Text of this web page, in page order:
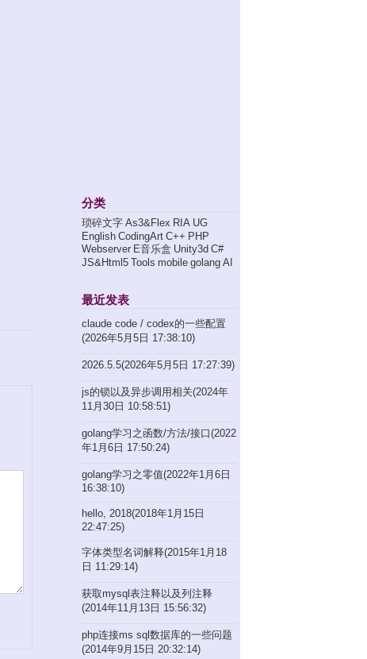
分类
琐碎文字 As3&Flex RIA UG
English CodingArt C++ PHP
Webserver E音乐盒 Unity3d C#
JS&Html5 Tools mobile golang AI
最近发表
claude code / codex的一些配置
(2026年5月5日 17:38:10)
2026.5.5(2026年5月5日 17:27:39)
js的锁以及异步调用相关(2024年
11月30日 10:58:51)
golang学习之函数/方法/接口(2022
年1月6日 17:50:24)
golang学习之零值(2022年1月6日
16:38:10)
hello, 2018(2018年1月15日
22:47:25)
字体类型名词解释(2015年1月18
日 11:29:14)
获取mysql表注释以及列注释
(2014年11月13日 15:56:32)
php连接ms sql数据库的一些问题
(2014年9月15日 20:32:14)